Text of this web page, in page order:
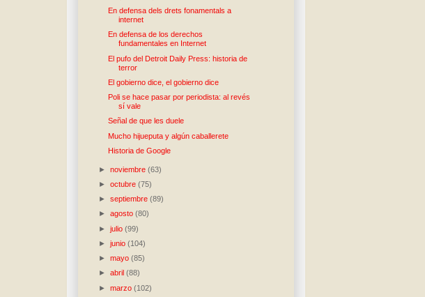
En defensa dels drets fonamentals a
internet
En defensa de los derechos
fundamentales en Internet
El pufo del Detroit Daily Press: historia de
terror
El gobierno dice, el gobierno dice
Poli se hace pasar por periodista: al revés
sí vale
Señal de que les duele
Mucho hijueputa y algún caballerete
Historia de Google
►noviembre(63)
►octubre(75)
►septiembre(89)
►agosto(80)
►julio(99)
►junio(104)
►mayo(85)
►abril(88)
►marzo(102)